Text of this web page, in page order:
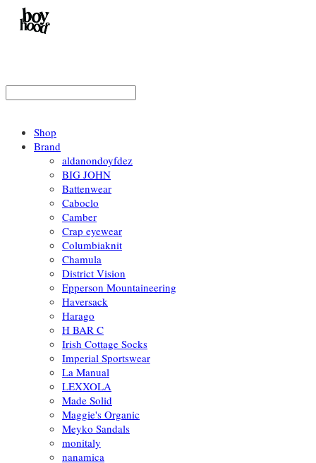
Shop
Brand
aldanondoyfdez
BIG JOHN
Battenwear
Caboclo
Camber
Crap eyewear
Columbiaknit
Chamula
District Vision
Epperson Mountaineering
Haversack
Harago
H BAR C
Irish Cottage Socks
Imperial Sportswear
La Manual
LEXXOLA
Made Solid
Maggie's Organic
Meyko Sandals
monitaly
nanamica